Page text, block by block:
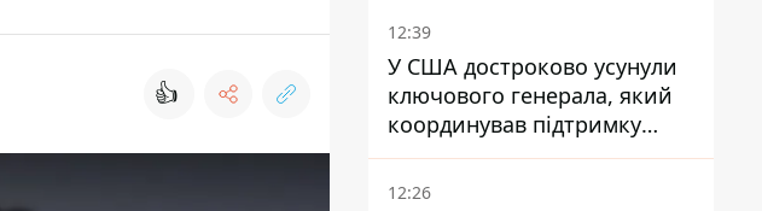
👍
12:39
У США достроково усунули
ключового генерала, який
координував підтримку
України - причину
замовчують
12:26